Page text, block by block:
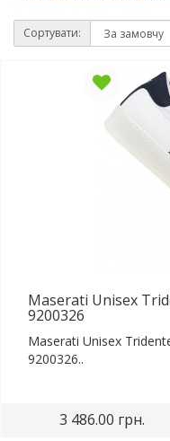
Сортувати:
Maserati Unisex
9200326
Maserati Unisex
9200326..
3 486.00 грн.